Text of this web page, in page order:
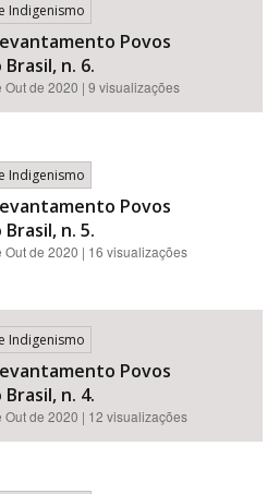
Indigenismo
Povos
n. 6.
Out de 2020 | 9 visualizações
Indigenismo
Povos
n. 5.
Out de 2020 | 16 visualizações
Indigenismo
Povos
n. 4.
Out de 2020 | 12 visualizações